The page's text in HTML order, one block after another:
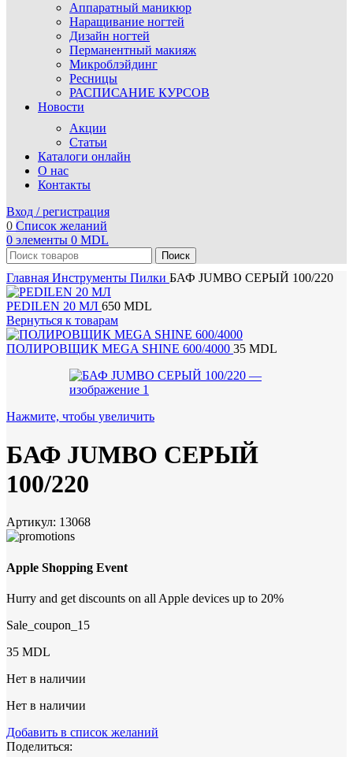
Аппаратный маникюр
Наращивание ногтей
Дизайн ногтей
Перманентный макияж
Микроблэйдинг
Ресницы
РАСПИСАНИЕ КУРСОВ
Новости
Акции
Статьи
Каталоги онлайн
О нас
Контакты
Вход / регистрация
0 Список желаний
0 элементы 0 MDL
Поиск
Главная Инструменты Пилки БАФ JUMBO СЕРЫЙ 100/220
PEDILEN 20 МЛ 650 MDL
Вернуться к товарам
ПОЛИРОВЩИК MEGA SHINE 600/4000 35 MDL
Нажмите, чтобы увеличить
БАФ JUMBO СЕРЫЙ
100/220
Артикул: 13068
Apple Shopping Event
Hurry and get discounts on all Apple devices up to 20%
Sale_coupon_15
35 MDL
Нет в наличии
Нет в наличии
Добавить в список желаний
Поделиться: